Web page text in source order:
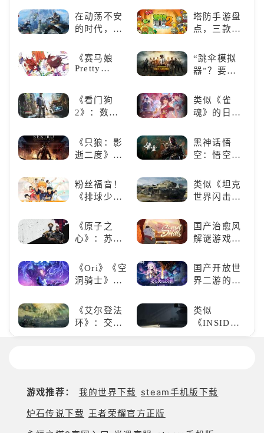
像团
六号M》是
否值得入
荐！快来养
赛博宠物
在动荡不安
的时代，踏
塔防手游盘
点，三款不
防佳作
《赛马娘
Pretty
一场跨次元
的竞速之旅
“跳伞模拟
器”？要
“刚”？
《看门狗
2》：数字
狂欢
类似《雀
魂》的日系
好看的ACG
看板娘们等
着你！
《只狼：影
逝二度》：
魄的忍者之
旅
黑神话悟
空：悟空携
来，游戏界
的东方巨
粉丝福音！
《排球少
HIGH!!》手
游还原经典
类似《坦克
世界闪击
（WOTB）
的军事类游
爱的装备出
发吧！
《原子之
心》：苏联
游戏盛宴与
瑕疵
国产治愈风
解谜游戏
丘》
《Ori》《空
洞骑士》
胞》横向对
比，不知道
入手那个看
国产开放世
界二游的里
神》
《艾尔登法
环》：交界
地的史诗传
类似
《INSIDE》
的解谜类游
游戏推荐： 我的世界下载 steam手机版下载
炉石传说下载 王者荣耀官方正版